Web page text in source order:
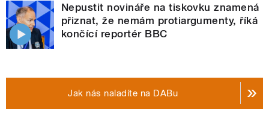
Nepustit novináře na tiskovku znamená
přiznat, že nemám protiargumenty, říká
končící reportér BBC
Jak nás naladíte na DABu